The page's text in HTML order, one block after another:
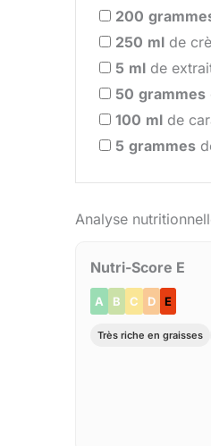
200
250 ml de
5 ml de
50 grammes
100 ml de
5 grammes
Analyse
Nutri-Score E
A B C D E
Très riche en graisses